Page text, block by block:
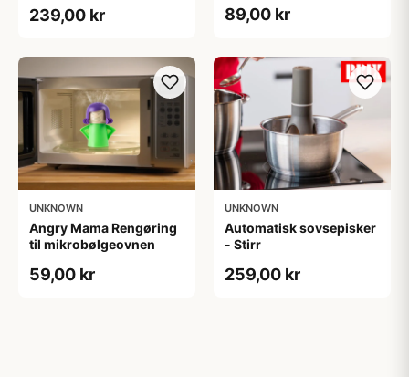
239,00 kr 89,00 kr
UNKNOWN
Angry Mama Rengøring
til mikrobølgeovnen
59,00 kr
UNKNOWN
Automatisk sovsepisker
- Stirr
259,00 kr